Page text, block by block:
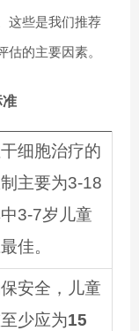
这些是我们推荐
的主要因素。
准
细胞治疗的
主要为3-18
3-7岁儿童
佳。
安全，儿童
少应为15